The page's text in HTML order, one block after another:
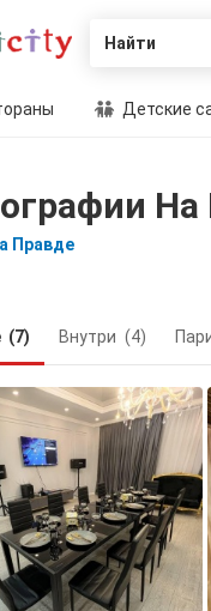
Найти
Детские
На
Правде
(7) Внутри (4)